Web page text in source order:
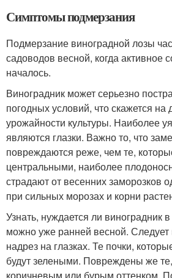
Симптомы подмерзания
Подмерзание виноградной лозы
садоводов весной, когда активное
началось.
Виноградник может серьезно
погодных условий, что скажется
урожайности культуры. Наиболее
являются глазки. Важно то, что
повреждаются реже, чем те,
центральными, наиболее
страдают от весенних заморозков
при сильных морозах и корни
Узнать, нуждается ли виноградник
можно уже ранней весной. Следует
надрез на глазках. Те почки,
будут зелеными. Повреждены же